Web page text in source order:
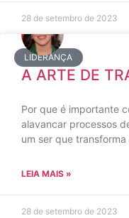
28 de setembro de 2023
LIDERANÇA
A ARTE DE
Por que é importante
alavancar processos
um ser que
LEIA MAIS »
28 de setembro de 2023